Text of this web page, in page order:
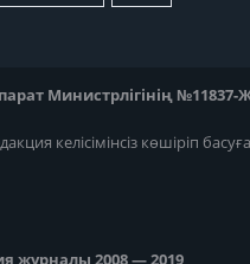
Министрлігінің №11837-Ж
келісімінсіз көшіріп
журналы 2008 — 2019